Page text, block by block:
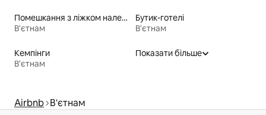
Помешкання з ліжком належної висоти для людей з особливими потребами
В'єтнам
Бутик-готелі
В'єтнам
Кемпінги
В'єтнам
Показати більше
Airbnb В'єтнам